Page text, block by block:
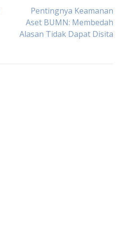
Pentingnya Keamanan
Aset BUMN: Membedah
Alasan Tidak Dapat Disita